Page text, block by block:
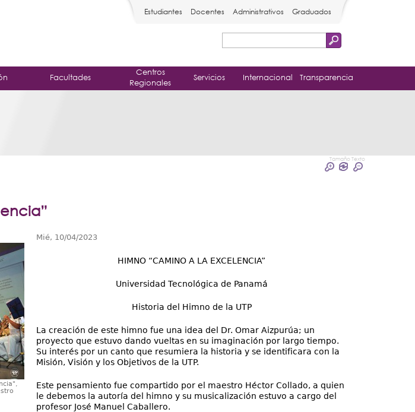
de
Estudiantes Docentes Administrativos Graduados
Facultades
Centros
Regionales
Servicios Internacional Transparencia
Tamaño Texto
Mié, 10/04/2023
HIMNO “CAMINO A LA EXCELENCIA”
Universidad Tecnológica de Panamá
Historia del Himno de la UTP
La creación de este himno fue una idea del Dr. Omar Aizpurúa; un
proyecto que estuvo dando vueltas en su imaginación por largo tiempo.
Su interés por un canto que resumiera la historia y se identificara con la
Misión, Visión y los Objetivos de la UTP.
Este pensamiento fue compartido por el maestro Héctor Collado, a quien
le debemos la autoría del himno y su musicalización estuvo a cargo del
profesor José Manuel Caballero.